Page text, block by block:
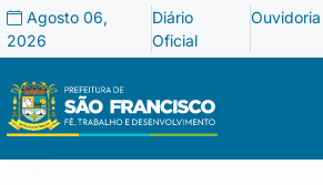
Agosto 06,
2026
Diário
Oficial
Ouvidoria